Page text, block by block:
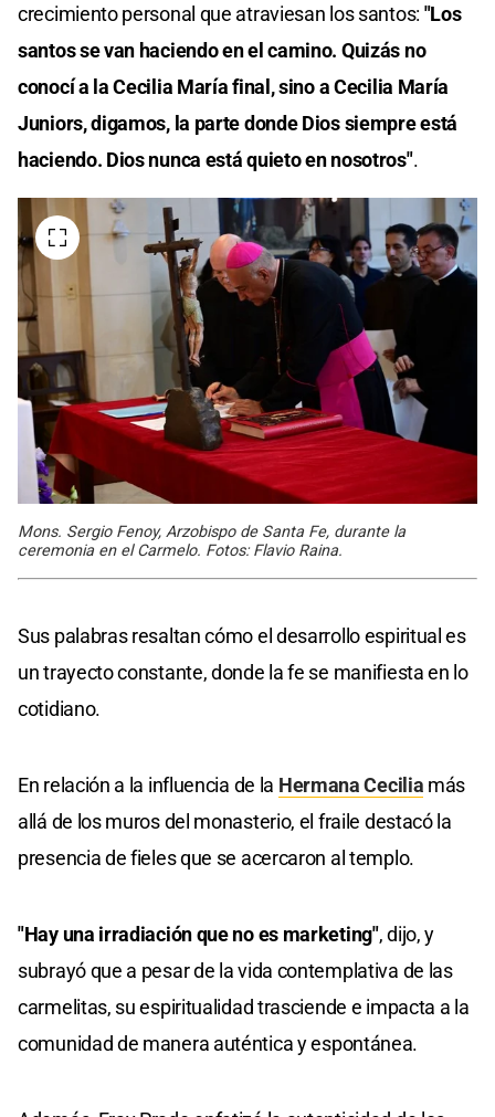
crecimiento personal que atraviesan los santos: "Los
santos se van haciendo en el camino. Quizás no
conocí a la Cecilia María final, sino a Cecilia María
Juniors, digamos, la parte donde Dios siempre está
haciendo. Dios nunca está quieto en nosotros".
Mons. Sergio Fenoy, Arzobispo de Santa Fe, durante la
ceremonia en el Carmelo. Fotos: Flavio Raina.
Sus palabras resaltan cómo el desarrollo espiritual es
un trayecto constante, donde la fe se manifiesta en lo
cotidiano.
En relación a la influencia de la Hermana Cecilia más
allá de los muros del monasterio, el fraile destacó la
presencia de fieles que se acercaron al templo.
"Hay una irradiación que no es marketing", dijo, y
subrayó que a pesar de la vida contemplativa de las
carmelitas, su espiritualidad trasciende e impacta a la
comunidad de manera auténtica y espontánea.